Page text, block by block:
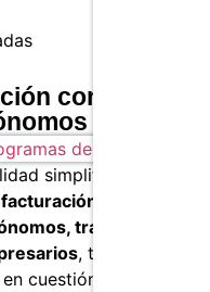
contable y
simplificada,
sencillo y
trabajadores
, te permite
cuestión de